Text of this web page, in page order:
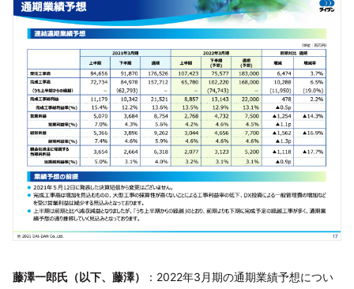
藤澤一郎氏（以下、藤澤）
：2022年3月期の通期業績予想につい